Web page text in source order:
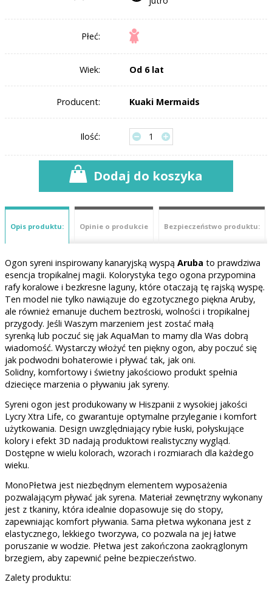
Płeć:
Wiek: Od 6 lat
Producent: Kuaki Mermaids
Ilość:
Dodaj do koszyka
Opis produktu: Opinie o produkcie Bezpieczeństwo produktu:
Ogon syreni inspirowany kanaryjską wyspą Aruba to prawdziwa
esencja tropikalnej magii. Kolorystyka tego ogona przypomina
rafy koralowe i bezkresne laguny, które otaczają tę rajską wyspę.
Ten model nie tylko nawiązuje do egzotycznego piękna Aruby,
ale również emanuje duchem beztroski, wolności i tropikalnej
przygody. Jeśli Waszym marzeniem jest zostać małą
syrenką lub poczuć się jak AquaMan to mamy dla Was dobrą
wiadomość. Wystarczy włożyć ten piękny ogon, aby poczuć się
jak podwodni bohaterowie i pływać tak, jak oni.
Solidny, komfortowy i świetny jakościowo produkt spełnia
dziecięce marzenia o pływaniu jak syreny.
Syreni ogon jest produkowany w Hiszpanii z wysokiej jakości
Lycry Xtra Life, co gwarantuje optymalne przyleganie i komfort
użytkowania. Design uwzględniający rybie łuski, połyskujące
kolory i efekt 3D nadają produktowi realistyczny wygląd.
Dostępne w wielu kolorach, wzorach i rozmiarach dla każdego
wieku.
MonoPłetwa jest niezbędnym elementem wyposażenia
pozwalającym pływać jak syrena. Materiał zewnętrzny wykonany
jest z tkaniny, która idealnie dopasowuje się do stopy,
zapewniając komfort pływania. Sama płetwa wykonana jest z
elastycznego, lekkiego tworzywa, co pozwala na jej łatwe
poruszanie w wodzie. Płetwa jest zakończona zaokrąglonym
brzegiem, aby zapewnić pełne bezpieczeństwo.
Zalety produktu: